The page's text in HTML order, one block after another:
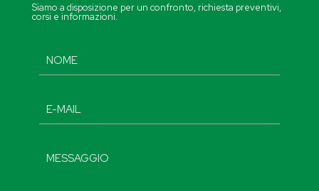
Siamo a disposizione per un confronto, richiesta preventivi,
corsi e informazioni.